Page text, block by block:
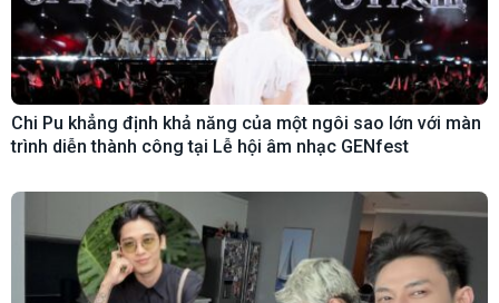
Chi Pu khẳng định khả năng của một ngôi sao lớn với màn
trình diễn thành công tại Lễ hội âm nhạc GENfest